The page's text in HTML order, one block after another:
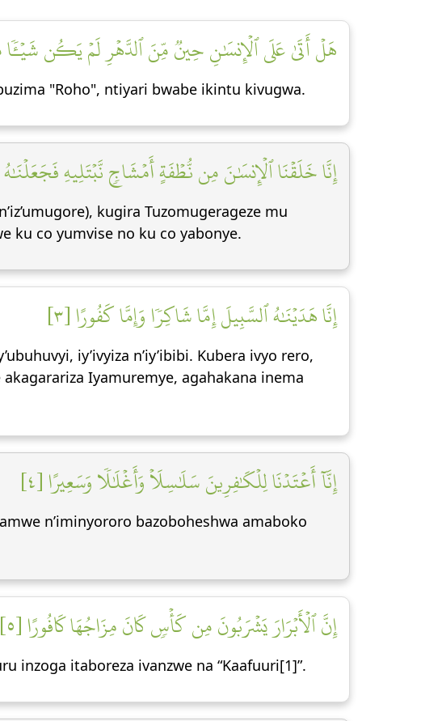
هَلۡ أَتَىٰ عَلَى ٱلۡإِنسَٰنِ حِينٞ مِّنَ ٱلدَّهۡرِ لَمۡ يَكُن شَيۡـٔٗا
"Roho", ntiyari bwabe ikintu kivugwa.
إِنَّا خَلَقۡنَا ٱلۡإِنسَٰنَ مِن نُّطۡفَةٍ أَمۡشَاجٖ نَّبۡتَلِيهِ فَجَعَلۡنَٰهُ
kugira Tuzomugerageze mu
ku co yumvise no ku co yabonye.
إِنَّا هَدَيۡنَٰهُ ٱلسَّبِيلَ إِمَّا شَاكِرٗا وَإِمَّا كَفُورًا [٣]
iy’ivyiza n’iy’ibibi. Kubera ivyo rero,
Iyamuremye, agahakana inema
إِنَّآ أَعۡتَدۡنَا لِلۡكَٰفِرِينَ سَلَٰسِلَاْ وَأَغۡلَٰلٗا وَسَعِيرًا [٤]
n’iminyororo bazoboheshwa amaboko
إِنَّ ٱلۡأَبۡرَارَ يَشۡرَبُونَ مِن كَأۡسٖ كَانَ مِزَاجُهَا كَافُورًا [٥]
inzoga itaboreza ivanzwe na “Kaafuuri[1]”.